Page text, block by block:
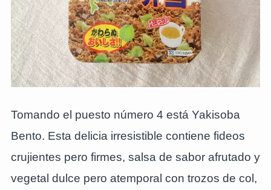
Tomando el puesto número 4 está Yakisoba
Bento. Esta delicia irresistible contiene fideos
crujientes pero firmes, salsa de sabor afrutado y
vegetal dulce pero atemporal con trozos de col,